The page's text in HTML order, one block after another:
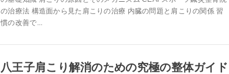
の治療法 構造面から見た肩こりの治療 内臓の問題と肩こりの関係 習
慣の改善で...
八王子肩こり解消のための究極の整体ガイド